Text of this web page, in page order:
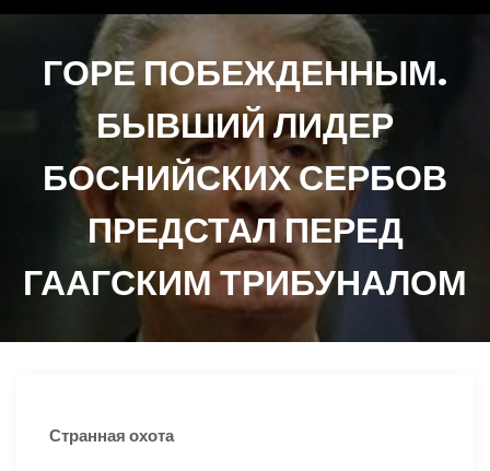
ГОРЕ ПОБЕЖДЕННЫМ.
БЫВШИЙ ЛИДЕР
БОСНИЙСКИХ СЕРБОВ
ПРЕДСТАЛ ПЕРЕД
ГААГСКИМ ТРИБУНАЛОМ
Странная охота